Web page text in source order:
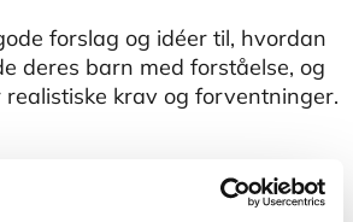
forslag og idéer til, hvordan
deres barn med forståelse, og
krav og forventninger.
om mange